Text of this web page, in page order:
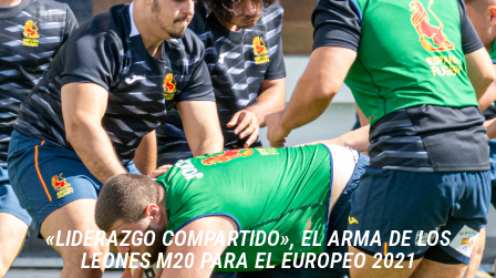
«LIDERAZGO COMPARTIDO», EL ARMA DE LOS
LEONES M20 PARA EL EUROPEO 2021